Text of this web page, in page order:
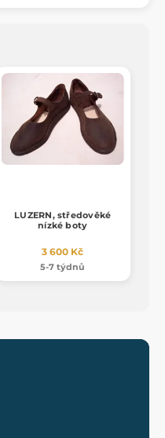
LUZERN, středověké
nízké boty
3 600 Kč
5-7 týdnů